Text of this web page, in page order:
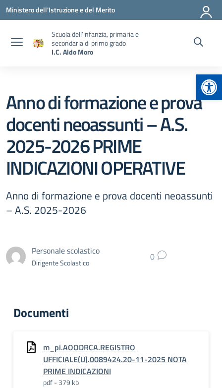
Vai ai contenuti
Vai al menu di navigazione
Vai al footer
Ministero dell'Istruzione e del Merito
Scuola dell’infanzia, primaria e
secondaria di primo grado
I.C. Aldo Moro
Anno di formazione e prova
docenti neoassunti – A.S.
2025-2026 PRIME
INDICAZIONI OPERATIVE
Anno di formazione e prova docenti neoassunti
– A.S. 2025-2026
Personale scolastico
Dirigente Scolastico 0
Documenti
m_pi.AOODRCA.REGISTRO
UFFICIALE(U).0089424.20-11-2025 NOTA
PRIME INDICAZIONI
pdf - 379 kb